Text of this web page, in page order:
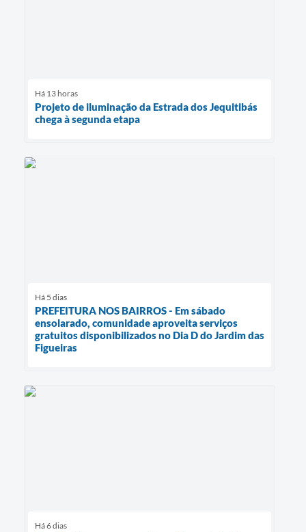
Há 13 horas
Projeto de iluminação da Estrada dos Jequitibás
chega à segunda etapa
Há 5 dias
PREFEITURA NOS BAIRROS - Em sábado
ensolarado, comunidade aproveita serviços
gratuitos disponibilizados no Dia D do Jardim das
Figueiras
Há 6 dias